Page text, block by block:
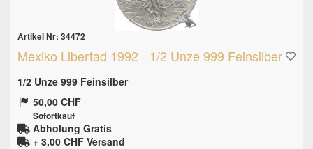
Artikel Nr: 34472
Mexiko Libertad 1992 - 1/2 Unze 999 Feinsilber
1/2 Unze 999 Feinsilber
50,00 CHF
Sofortkauf
Abholung Gratis
+ 3,00 CHF Versand